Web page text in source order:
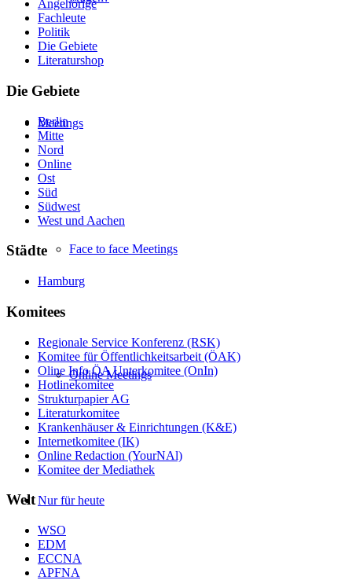
Meetings
Face to face Meetings
Online Meetings
Nur für heute
Angehörige
Fachleute
Politik
Die Gebiete
Literaturshop
Die Gebiete
Berlin
Mitte
Nord
Online
Ost
Süd
Südwest
West und Aachen
Städte
Hamburg
Komitees
Regionale Service Konferenz (RSK)
Komitee für Öffentlichkeitsarbeit (ÖAK)
Oline Info ÖA Unterkomitee (OnIn)
Hotlinekomitee
Strukturpapier AG
Literaturkomitee
Krankenhäuser & Einrichtungen (K&E)
Internetkomitee (IK)
Online Redaction (YourNAl)
Komitee der Mediathek
Welt
WSO
EDM
ECCNA
APFNA